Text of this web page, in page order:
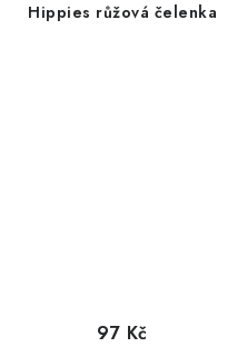
Hippies růžová čelenka
97 Kč